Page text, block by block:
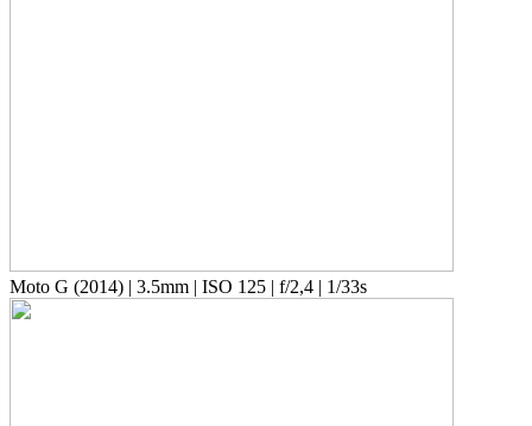
Moto G (2014) | 3.5mm | ISO 125 | f/2,4 | 1/33s